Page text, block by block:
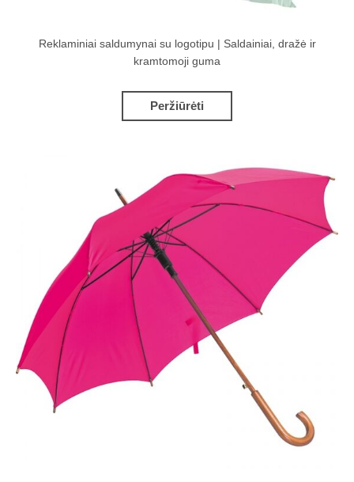
Reklaminiai saldumynai su logotipu | Saldainiai, dražė ir
kramtomoji guma
Peržiūrėti